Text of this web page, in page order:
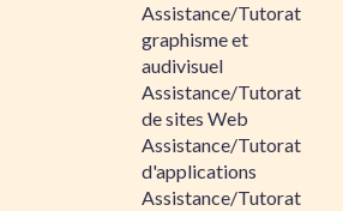
Assistance/Tutorat
graphisme et
audivisuel
Assistance/Tutorat
de sites Web
Assistance/Tutorat
d'applications
Assistance/Tutorat